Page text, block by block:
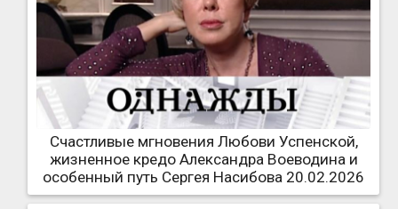
Счастливые мгновения Любови Успенской,
жизненное кредо Александра Воеводина и
особенный путь Сергея Насибова 20.02.2026